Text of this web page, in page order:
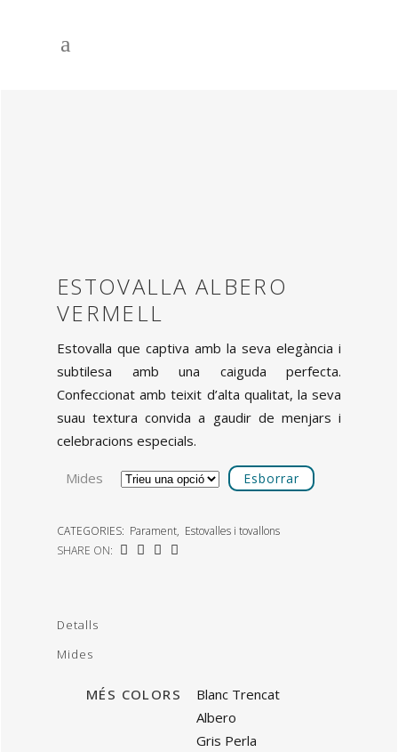
ESTOVALLA ALBERO
VERMELL
Estovalla que captiva amb la seva elegància i
subtilesa amb una caiguda perfecta.
Confeccionat amb teixit d’alta qualitat, la seva
suau textura convida a gaudir de menjars i
celebracions especials.
Mides Esborrar
CATEGORIES: Parament, Estovalles i tovallons
SHARE ON:
Detalls
Mides
MÉS COLORS
Blanc Trencat
Albero
Gris Perla